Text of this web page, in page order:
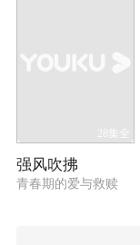
28集全
强风吹拂
青春期的爱与救赎